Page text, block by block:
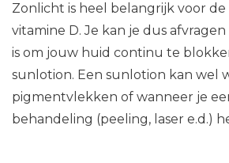
Zonlicht is heel belangrijk voor de
vitamine D. Je kan je dus
is om jouw huid continu te
sunlotion. Een sunlotion kan wel
pigmentvlekken of wanneer je
behandeling (peeling, laser e.d.)